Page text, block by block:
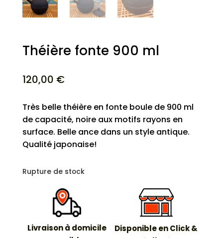
Théière fonte 900 ml
120,00 €
Très belle théière en fonte boule de 900 ml
de capacité, noire aux motifs rayons en
surface. Belle ance dans un style antique.
Qualité japonaise!
Rupture de stock
Livraison à domicile
Disponible en Click &